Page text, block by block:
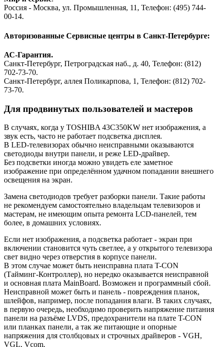
Россия - Москва, ул. Промышленная, 11, Телефон: (495) 744-
00-14.
Авторизованные Сервисные центры в Санкт-Петербурге:
АС-Гарантия.
Санкт-Петербург, Петроградская наб., д. 40, Телефон: (812)
702-73-70.
Санкт-Петербург, аллея Поликарпова, 1, Телефон: (812) 702-
73-70.
Для продвинутых пользователей и мастеров
В случаях, когда у TOSHIBA 43C350KW нет изображения, а
звук есть, часто не работает подсветка дисплея.
В LED-телевизорах обычно неисправными оказываются
светодиоды внутри панели, и реже LED-драйвер.
Без подсветки иногда можно увидеть еле заметное
изображение при определённом удачном попадании внешнего
освещения на экран.
Замена светодиодов требует разборки панели. Такие работы
не рекомендуем самостоятельно владельцам телевизоров и
мастерам, не имеющим опыта ремонта LCD-панелей, тем
более, в домашних условиях.
Если нет изображения, а подсветка работает - экран при
включении становится чуть светлее, а у открытого телевизора
свет видно через отверстия в корпусе панели.
В этом случае может быть неисправна плата T-CON
(Тайминг-Контроллер), но нередко оказывается неисправной
и основная плата MainBoard. Возможен и программный сбой.
Неисправной может быть и панель - повреждения планок,
шлейфов, например, после попадания влаги. В таких случаях,
в первую очередь, необходимо проверить напряжение питания
панели на разъёме LVDS, предохранители на плате T-CON
или планках панели, а так же питающие и опорные
напряжения для столбцовых и строчных драйверов - VGH,
VGL, Vcom.